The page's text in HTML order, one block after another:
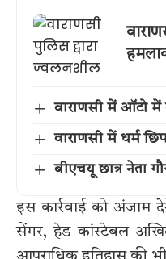
वाराणसी में ऑटो
वाराणसी में धर्म
बीएचयू छात्र नेता
इस कार्रवाई को अंजाम
सेंगर, हेड कांस्टेबल